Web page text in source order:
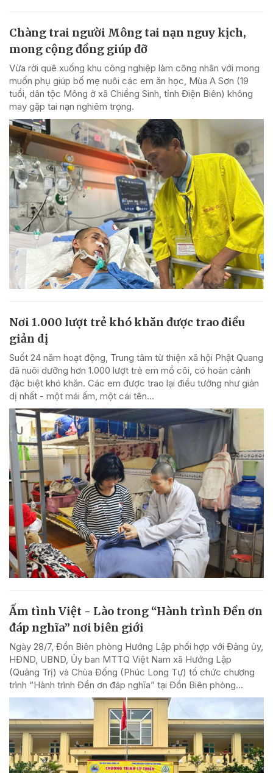
Chàng trai người Mông tai nạn nguy kịch,
mong cộng đồng giúp đỡ
Vừa rời quê xuống khu công nghiệp làm công nhân với mong
muốn phụ giúp bố mẹ nuôi các em ăn học, Mùa A Sơn (19
tuổi, dân tộc Mông ở xã Chiềng Sinh, tỉnh Điện Biên) không
may gặp tai nạn nghiêm trọng.
Nơi 1.000 lượt trẻ khó khăn được trao điều
giản dị
Suốt 24 năm hoạt động, Trung tâm từ thiện xã hội Phật Quang
đã nuôi dưỡng hơn 1.000 lượt trẻ em mồ côi, có hoàn cảnh
đặc biệt khó khăn. Các em được trao lại điều tưởng như giản
dị nhất - một mái ấm, một cái tên...
Ấm tình Việt - Lào trong “Hành trình Đền ơn
đáp nghĩa” nơi biên giới
Ngày 28/7, Đồn Biên phòng Hướng Lập phối hợp với Đảng ủy,
HĐND, UBND, Ủy ban MTTQ Việt Nam xã Hướng Lập
(Quảng Trị) và Chùa Đống (Phúc Long Tự) tổ chức chương
trình “Hành trình Đền ơn đáp nghĩa” tại Đồn Biên phòng...